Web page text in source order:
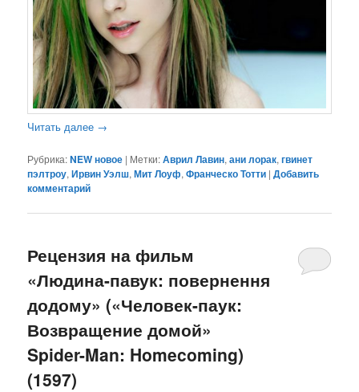
Читать далее →
Рубрика:NEW новое | Метки:Аврил Лавин,ани лорак,гвинет
пэлтроу,Ирвин Уэлш,Мит Лоуф,Франческо Тотти |Добавить
комментарий
Рецензия на фильм
«Людина-павук: повернення
додому» («Человек-паук:
Возвращение домой»
Spider-Man: Homecoming)
(1597)